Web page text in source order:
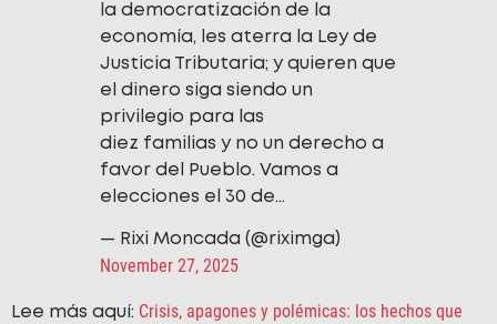
la democratización de la
economía, les aterra la Ley de
Justicia Tributaria; y quieren que
el dinero siga siendo un
privilegio para las
diez familias y no un derecho a
favor del Pueblo. Vamos a
elecciones el 30 de…
— Rixi Moncada (@riximga)
November 27, 2025
Lee más aquí: Crisis, apagones y polémicas: los hechos que